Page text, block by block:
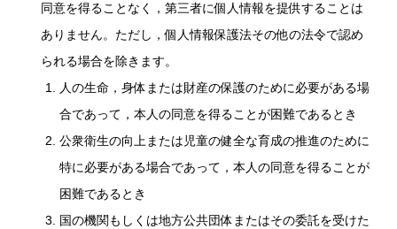
同意を得ることなく，第三者に個人情報を提供することは
ありません。ただし，個人情報保護法その他の法令で認め
られる場合を除きます。
人の生命，身体または財産の保護のために必要がある場
合であって，本人の同意を得ることが困難であるとき
公衆衛生の向上または児童の健全な育成の推進のために
特に必要がある場合であって，本人の同意を得ることが
困難であるとき
国の機関もしくは地方公共団体またはその委託を受けた